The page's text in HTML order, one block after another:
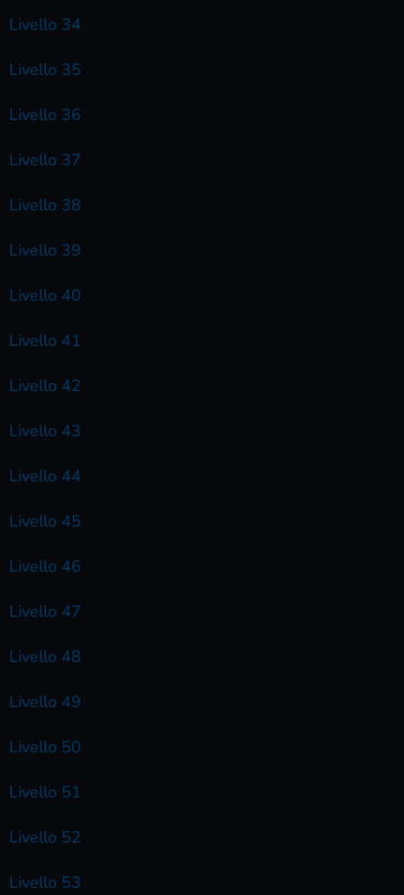
Livello 34
Livello 35
Livello 36
Livello 37
Livello 38
Livello 39
Livello 40
Livello 41
Livello 42
Livello 43
Livello 44
Livello 45
Livello 46
Livello 47
Livello 48
Livello 49
Livello 50
Livello 51
Livello 52
Livello 53